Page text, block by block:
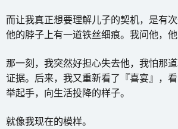
而让我真正想要理解儿子的契机，是有
他的脖子上有一道铁丝细痕。我问他，他
那一刻，我突然好担心失去他，我怕那
证据。后来，我又重新看了『喜宴』，
举起手，向生活投降的样子。
就像我现在的模样。